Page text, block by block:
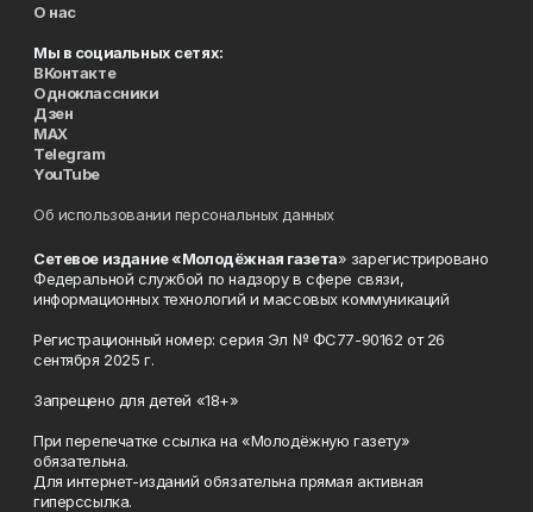
О нас
Мы в социальных сетях:
ВКонтакте
Одноклассники
Дзен
MAX
Telegram
YouTube
Об использовании персональных данных
Сетевое издание «Молодёжная газета» зарегистрировано
Федеральной службой по надзору в сфере связи,
информационных технологий и массовых коммуникаций
Регистрационный номер: серия Эл № ФС77-90162 от 26
сентября 2025 г.
Запрещено для детей «18+»
При перепечатке ссылка на «Молодёжную газету»
обязательна.
Для интернет-изданий обязательна прямая активная
гиперссылка.